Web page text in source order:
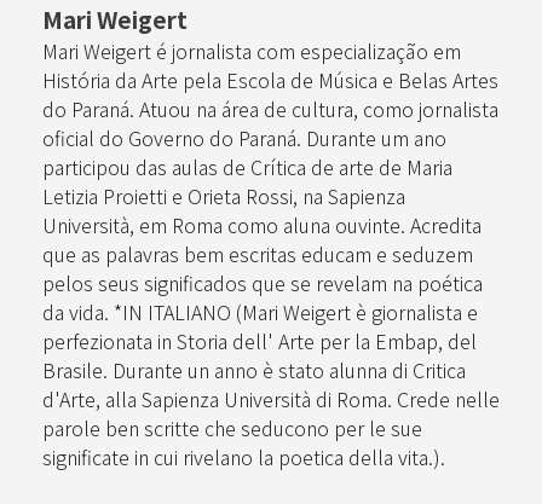
Mari Weigert
Mari Weigert é jornalista com especialização em
História da Arte pela Escola de Música e Belas Artes
do Paraná. Atuou na área de cultura, como jornalista
oficial do Governo do Paraná. Durante um ano
participou das aulas de Crítica de arte de Maria
Letizia Proietti e Orieta Rossi, na Sapienza
Università, em Roma como aluna ouvinte. Acredita
que as palavras bem escritas educam e seduzem
pelos seus significados que se revelam na poética
da vida. *IN ITALIANO (Mari Weigert è giornalista e
perfezionata in Storia dell' Arte per la Embap, del
Brasile. Durante un anno è stato alunna di Critica
d'Arte, alla Sapienza Università di Roma. Crede nelle
parole ben scritte che seducono per le sue
significate in cui rivelano la poetica della vita.).